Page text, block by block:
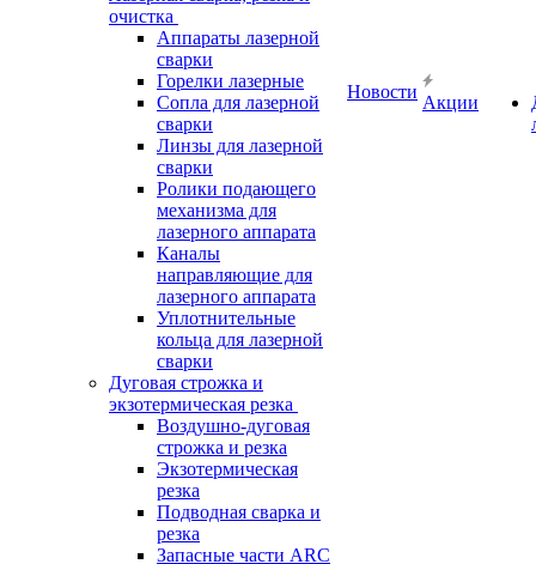
очистка
Аппараты лазерной
сварки
Горелки лазерные
Сопла для лазерной
сварки
Линзы для лазерной
сварки
Ролики подающего
механизма для
лазерного аппарата
Каналы
направляющие для
лазерного аппарата
Уплотнительные
кольца для лазерной
сварки
Дуговая строжка и
экзотермическая резка
Воздушно-дуговая
строжка и резка
Экзотермическая
резка
Подводная сварка и
резка
Запасные части ARC
Новости
Акции